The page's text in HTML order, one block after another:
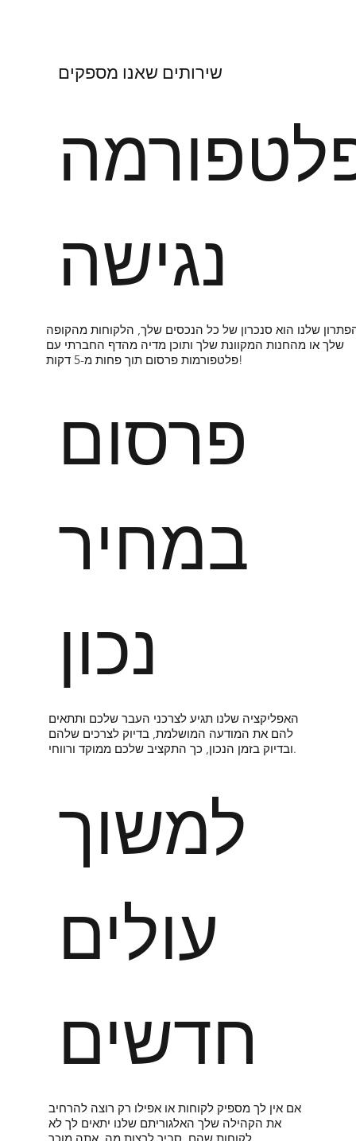
שירותים שאנו מספקים
נגישה
שלנו הוא סנכרון של כל הנכסים שלך, הלקוחות מהקופה
שלך או מהחנות המקוונת שלך ותוכן מדיה מהדף החברתי עם
פלטפורמות פרסום תוך פחות מ-5 דקות!
פרסום
במחיר
נכון
האפליקציה שלנו תגיע לצרכני העבר שלכם ותתאים
להם את המודעה המושלמת, בדיוק לצרכים שלהם
ובדיוק בזמן הנכון, כך התקציב שלכם ממוקד ורווחי.
למשוך
עולים
חדשים
אם אין לך מספיק לקוחות או אפילו רק רוצה להרחיב
את הקהילה שלך האלגוריתם שלנו יתאים לך לא